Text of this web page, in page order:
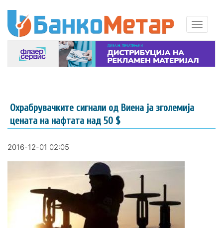
Охрабрувачките сигнали од Виена ја зголемија
цената на нафтата над 50 $
2016-12-01 02:05